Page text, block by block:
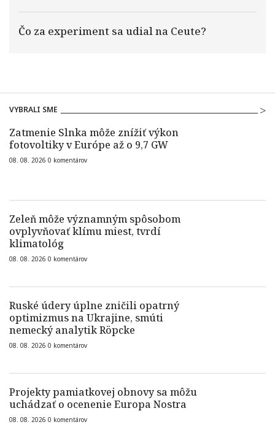
Čo za experiment sa udial na Ceute?
VYBRALI SME
Zatmenie Slnka môže znížiť výkon
fotovoltiky v Európe až o 9,7 GW
08. 08. 2026 0 komentárov
Zeleň môže významným spôsobom
ovplyvňovať klímu miest, tvrdí
klimatológ
08. 08. 2026 0 komentárov
Ruské údery úplne zničili opatrný
optimizmus na Ukrajine, smúti
nemecký analytik Röpcke
08. 08. 2026 0 komentárov
Projekty pamiatkovej obnovy sa môžu
uchádzať o ocenenie Europa Nostra
08. 08. 2026 0 komentárov